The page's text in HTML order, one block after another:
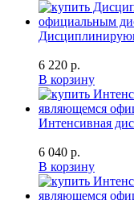
6 220 р.
В корзину
Интенсивная
6 040 р.
В корзину